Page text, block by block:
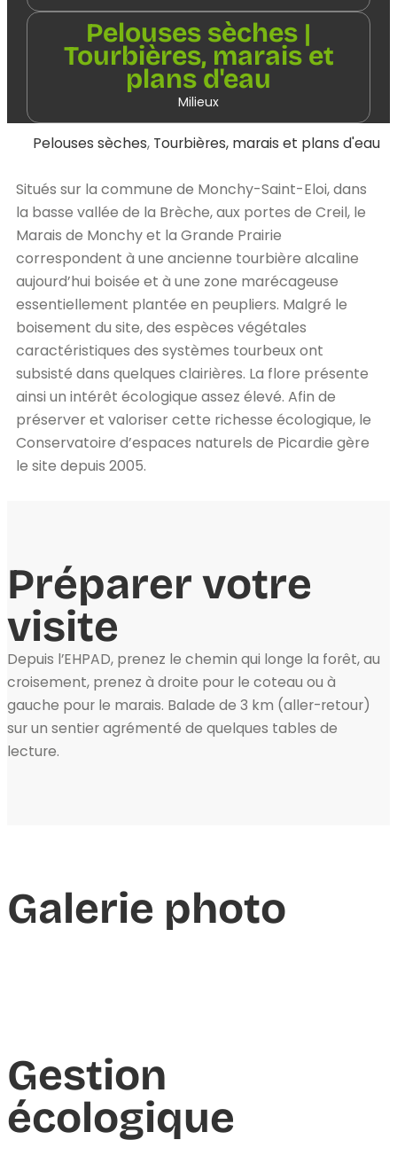
Pelouses sèches |
Tourbières, marais et
plans d'eau
Milieux
Pelouses sèches, Tourbières, marais et plans d'eau
Situés sur la commune de Monchy-Saint-Eloi, dans
la basse vallée de la Brèche, aux portes de Creil, le
Marais de Monchy et la Grande Prairie
correspondent à une ancienne tourbière alcaline
aujourd’hui boisée et à une zone marécageuse
essentiellement plantée en peupliers. Malgré le
boisement du site, des espèces végétales
caractéristiques des systèmes tourbeux ont
subsisté dans quelques clairières. La flore présente
ainsi un intérêt écologique assez élevé. Afin de
préserver et valoriser cette richesse écologique, le
Conservatoire d’espaces naturels de Picardie gère
le site depuis 2005.
Préparer votre
visite
Depuis l’EHPAD, prenez le chemin qui longe la forêt, au
croisement, prenez à droite pour le coteau ou à
gauche pour le marais. Balade de 3 km (aller-retour)
sur un sentier agrémenté de quelques tables de
lecture.
Galerie photo
Gestion
écologique